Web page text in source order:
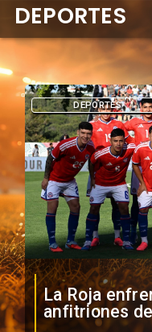
La Roja
anfitriones
DEPORTES
DEPORTES